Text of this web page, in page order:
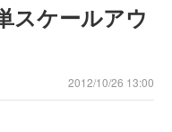
スケールアウ
2012/10/26 13:00